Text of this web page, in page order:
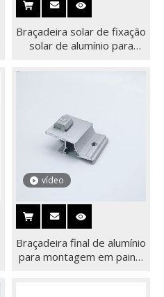
Braçadeira solar de fixação
solar de alumínio para
vídeo
Braçadeira final de alumínio
para montagem em painel